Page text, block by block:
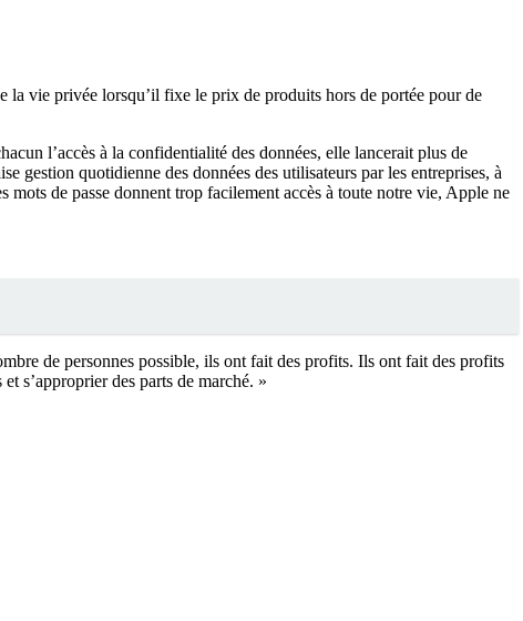
la vie privée lorsqu’il fixe le prix de produits hors de portée pour de
l’accès à la confidentialité des données, elle lancerait plus de
gestion quotidienne des données des utilisateurs par les entreprises, à
mots de passe donnent trop facilement accès à toute notre vie, Apple ne
de personnes possible, ils ont fait des profits. Ils ont fait des profits
s’approprier des parts de marché. »